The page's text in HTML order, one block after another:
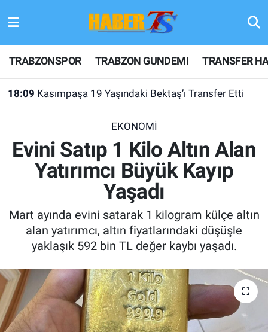
TRABZONSPOR TRABZON GUNDEMI TRANSFER
18:09 Kasımpaşa 19 Yaşındaki Bektaş’ı Transfer Etti
EKONOMİ
Evini Satıp 1 Kilo Altın Alan
Yatırımcı Büyük Kayıp
Yaşadı
Mart ayında evini satarak 1 kilogram külçe altın
alan yatırımcı, altın fiyatlarındaki düşüşle
yaklaşık 592 bin TL değer kaybı yaşadı.
TRABZONSPOR
TRABZON GUNDEMI
KULİS MEYDANI
FUTBOL
TV VE SİNEMA
BASKETBOL
Hava Durumu
Trafik Durumu
Son Dakika Haberleri